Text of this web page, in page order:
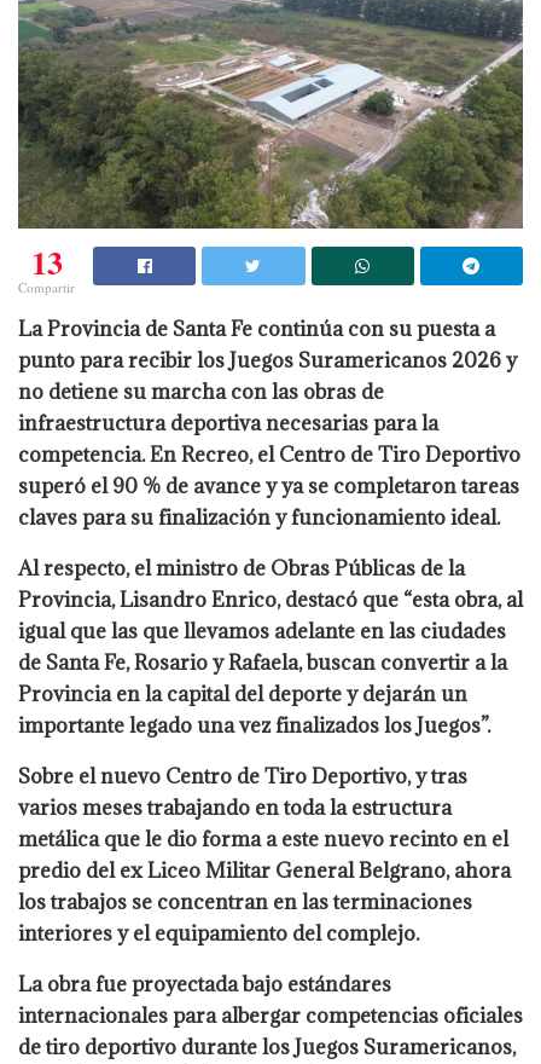
13
Compartir
La Provincia de Santa Fe continúa con su puesta a
punto para recibir los Juegos Suramericanos 2026 y
no detiene su marcha con las obras de
infraestructura deportiva necesarias para la
competencia. En Recreo, el Centro de Tiro Deportivo
superó el 90 % de avance y ya se completaron tareas
claves para su finalización y funcionamiento ideal.
Al respecto, el ministro de Obras Públicas de la
Provincia, Lisandro Enrico, destacó que “esta obra, al
igual que las que llevamos adelante en las ciudades
de Santa Fe, Rosario y Rafaela, buscan convertir a la
Provincia en la capital del deporte y dejarán un
importante legado una vez finalizados los Juegos”.
Sobre el nuevo Centro de Tiro Deportivo, y tras
varios meses trabajando en toda la estructura
metálica que le dio forma a este nuevo recinto en el
predio del ex Liceo Militar General Belgrano, ahora
los trabajos se concentran en las terminaciones
interiores y el equipamiento del complejo.
La obra fue proyectada bajo estándares
internacionales para albergar competencias oficiales
de tiro deportivo durante los Juegos Suramericanos,